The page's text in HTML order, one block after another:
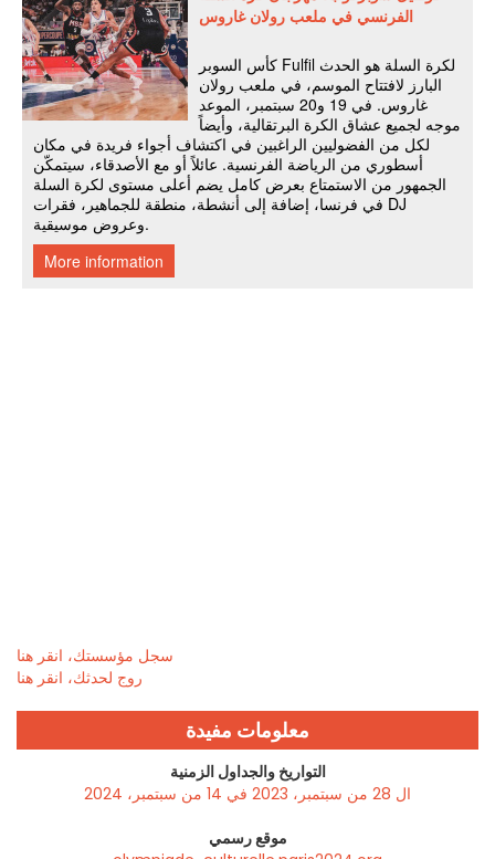
سجل مؤسستك، انقر هنا
روج لحدثك، انقر هنا
معلومات مفيدة
التواريخ والجداول الزمنية
ال 28 من سبتمبر، 2023 في 14 من سبتمبر، 2024
موقع رسمي